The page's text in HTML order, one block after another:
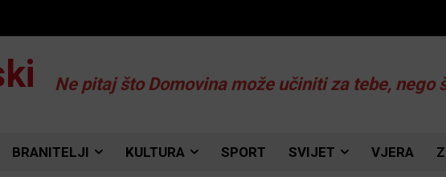
Ne pitaj što Domovina može učiniti za tebe, nego
BRANITELJI KULTURA SPORT SVIJET VJERA